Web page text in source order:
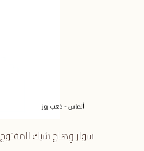
ألماس - ذهب روز
سوار وِهاج شيك المفتوح